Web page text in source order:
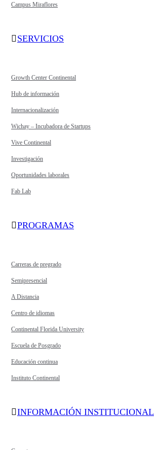
Campus Miraflores
SERVICIOS
Growth Center Continental
Hub de información
Internacionalización
Wichay – Incubadora de Startups
Vive Continental
Investigación
Oportunidades laborales
Fab Lab
PROGRAMAS
Carreras de pregrado
Semipresencial
A Distancia
Centro de idiomas
Continental Florida University
Escuela de Posgrado
Educación continua
Instituto Continental
INFORMACIÓN INSTITUCIONAL